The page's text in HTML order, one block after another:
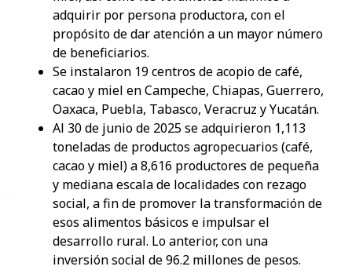
adquirir por persona productora, con el
propósito de dar atención a un mayor número
de beneficiarios.
Se instalaron 19 centros de acopio de café,
cacao y miel en Campeche, Chiapas, Guerrero,
Oaxaca, Puebla, Tabasco, Veracruz y Yucatán.
Al 30 de junio de 2025 se adquirieron 1,113
toneladas de productos agropecuarios (café,
cacao y miel) a 8,616 productores de pequeña
y mediana escala de localidades con rezago
social, a fin de promover la transformación de
esos alimentos básicos e impulsar el
desarrollo rural. Lo anterior, con una
inversión social de 96.2 millones de pesos.